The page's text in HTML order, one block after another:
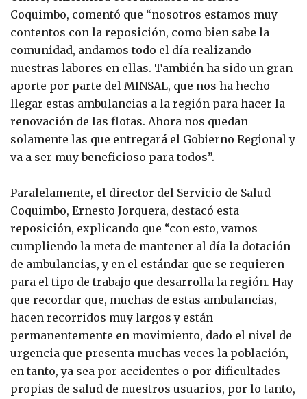
Coquimbo, comentó que “nosotros estamos muy
contentos con la reposición, como bien sabe la
comunidad, andamos todo el día realizando
nuestras labores en ellas. También ha sido un gran
aporte por parte del MINSAL, que nos ha hecho
llegar estas ambulancias a la región para hacer la
renovación de las flotas. Ahora nos quedan
solamente las que entregará el Gobierno Regional y
va a ser muy beneficioso para todos”.
Paralelamente, el director del Servicio de Salud
Coquimbo, Ernesto Jorquera, destacó esta
reposición, explicando que “con esto, vamos
cumpliendo la meta de mantener al día la dotación
de ambulancias, y en el estándar que se requieren
para el tipo de trabajo que desarrolla la región. Hay
que recordar que, muchas de estas ambulancias,
hacen recorridos muy largos y están
permanentemente en movimiento, dado el nivel de
urgencia que presenta muchas veces la población,
en tanto, ya sea por accidentes o por dificultades
propias de salud de nuestros usuarios, por lo tanto,